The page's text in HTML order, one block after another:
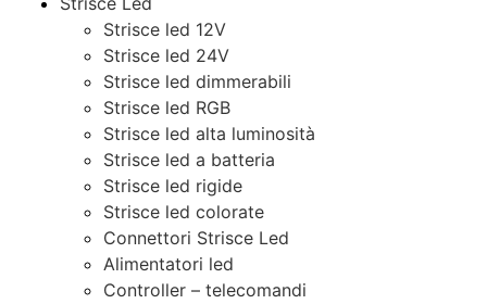
Strisce led 12V
Strisce led 24V
Strisce led dimmerabili
Strisce led RGB
Strisce led alta luminosità
Strisce led a batteria
Strisce led rigide
Strisce led colorate
Connettori Strisce Led
Alimentatori led
Controller – telecomandi